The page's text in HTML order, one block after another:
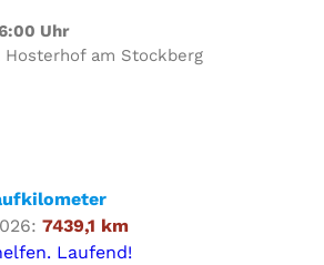
Uhr
Hosterhof am Stockberg
7439,1 km
Laufend!